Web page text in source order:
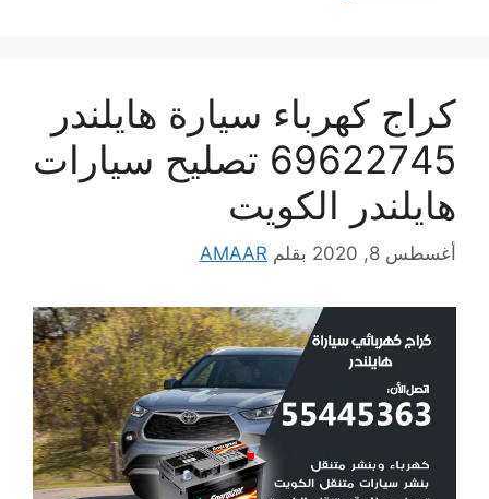
كراج كهرباء سيارة هايلندر
69622745 تصليح سيارات
هايلندر الكويت
أغسطس 8, 2020 بقلم AMAAR